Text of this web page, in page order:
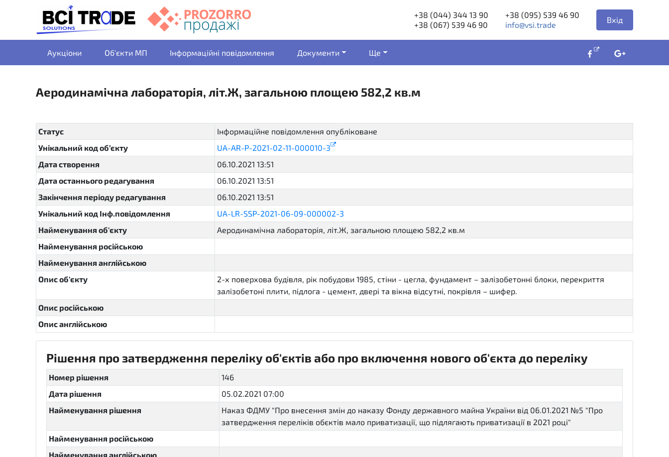
+38 (044) 344 13 90
+38 (067) 539 46 90
+38 (095) 539 46 90
info@vsi.trade
Вхід
Аукціони Об'єкти МП Інформаційні повідомлення Документи Ще
Аеродинамічна лабораторія, літ.Ж, загальною площею 582,2 кв.м
Статус Інформаційне повідомлення опубліковане
Унікальний код об’єкту
UA-AR-P-2021-02-11-000010-3
Дата створення
06.10.2021 13:51
Дата останнього редагування
06.10.2021 13:51
Закінчення періоду редагування
06.10.2021 13:51
Унікальний код Інф.повідомлення
UA-LR-SSP-2021-06-09-000002-3
Найменування об'єкту
Аеродинамічна лабораторія, літ.Ж, загальною площею 582,2 кв.м
Найменування російською
Найменування англійською
Опис об'єкту
2-х поверхова будівля, рік побудови 1985, стіни - цегла, фундамент – залізобетонні блоки, перекриття
залізобетоні плити, підлога - цемент, двері та вікна відсутні, покрівля – шифер.
Опис російською
Опис англійською
Рішення про затвердження переліку об'єктів або про включення нового об'єкта до переліку
Номер рішення
146
Дата рішення
05.02.2021 07:00
Найменування рішення
Наказ ФДМУ "Про внесення змін до наказу Фонду державного майна України від 06.01.2021 №5 "Про
затвердження переліків обєктів мало приватизації, що підлягають приватизації в 2021 році"
Найменування російською
Найменування англійською